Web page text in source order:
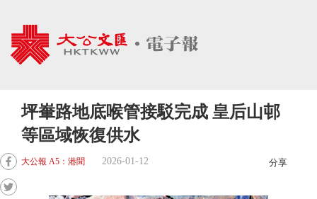
坪輋路地底喉管接駁完成 皇后山邨
等區域恢復供水
大公報 A5：港聞 2026-01-12 分享